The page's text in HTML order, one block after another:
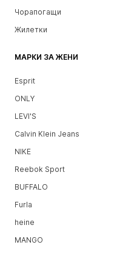
Чорапогащи
Жилетки
МАРКИ ЗА ЖЕНИ
Esprit
ONLY
LEVI'S
Calvin Klein Jeans
NIKE
Reebok Sport
BUFFALO
Furla
heine
MANGO